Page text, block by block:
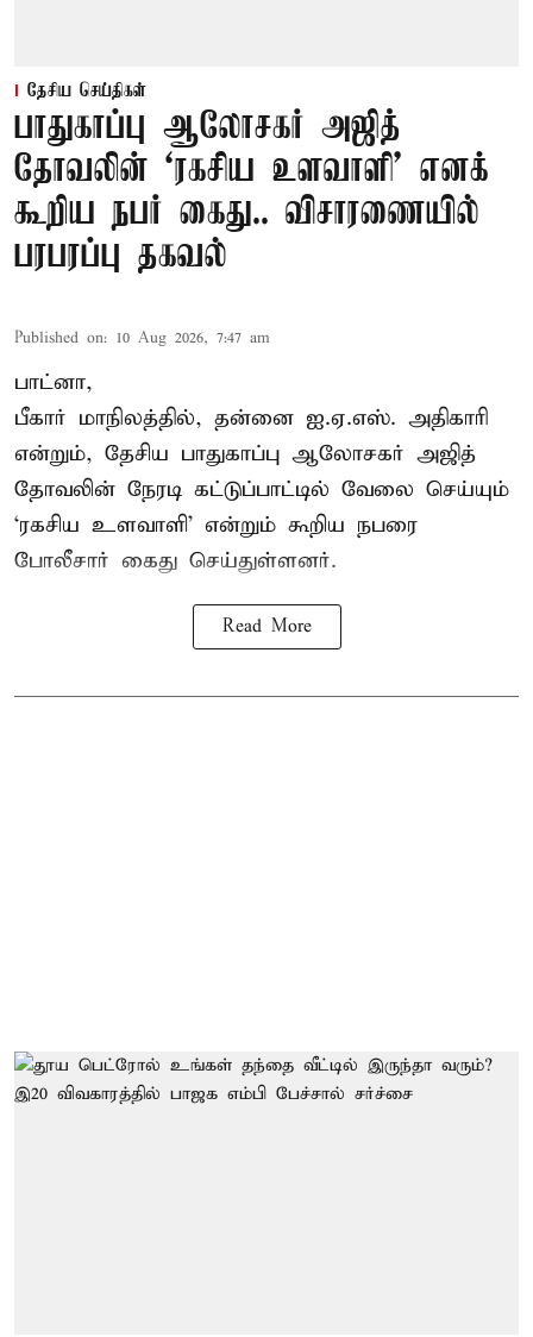
தேசிய செய்திகள்
பாதுகாப்பு ஆலோசகர் அஜித்
தோவலின் ‘ரகசிய உளவாளி’ எனக்
கூறிய நபர் கைது.. விசாரணையில்
பரபரப்பு தகவல்
Published on: 10 Aug 2026, 7:47 am
பாட்னா,
பீகார் மாநிலத்தில், தன்னை ஐ.ஏ.எஸ். அதிகாரி
என்றும், தேசிய பாதுகாப்பு ஆலோசகர் அஜித்
தோவலின் நேரடி கட்டுப்பாட்டில் வேலை செய்யும்
‘ரகசிய உளவாளி’ என்றும் கூறிய நபரை
போலீசார் கைது செய்துள்ளனர்.
Read More